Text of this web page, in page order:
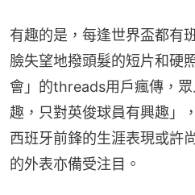
有趣的是，每逢世界盃都有
臉失望地撥頭髮的短片和硬
會」的threads用戶瘋傳，
趣，只對英俊球員有興趣」
西班牙前鋒的生涯表現或許
的外表亦備受注目。